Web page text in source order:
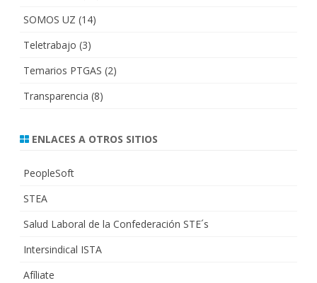
SOMOS UZ (14)
Teletrabajo (3)
Temarios PTGAS (2)
Transparencia (8)
ENLACES A OTROS SITIOS
PeopleSoft
STEA
Salud Laboral de la Confederación STE´s
Intersindical ISTA
Afíliate